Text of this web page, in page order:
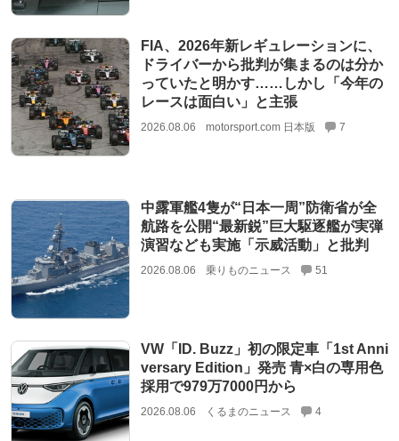
FIA、2026年新レギュレーションに、
ドライバーから批判が集まるのは分か
っていたと明かす……しかし「今年の
レースは面白い」と主張
2026.08.06 motorsport.com 日本版 7
中露軍艦4隻が“日本一周”防衛省が全
航路を公開“最新鋭”巨大駆逐艦が実弾
演習なども実施「示威活動」と批判
2026.08.06 乗りものニュース 51
VW「ID. Buzz」初の限定車「1st Anni
versary Edition」発売 青×白の専用色
採用で979万7000円から
2026.08.06 くるまのニュース 4